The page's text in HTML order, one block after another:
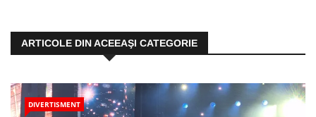
ARTICOLE DIN ACEEAŞI CATEGORIE
DIVERTISMENT